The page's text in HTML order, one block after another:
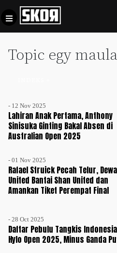
Topic egy
- 12 Nov 2025
Lahiran Anak Pertama, Anthony
Sinisuka Ginting Bakal Absen di
Australian Open 2025
- 01 Nov 2025
Rafael Struick Pecah Telur, Dewa
United Bantai Shan United dan
Amankan Tiket Perempat Final
- 28 Oct 2025
Daftar Pebulu Tangkis
Hylo Open 2025, Minus Ganda
Football +
Sports
Update
+
Indonesia
SKOR
SPECIAL
Privacy
Media
Siber
Disclaimer
Tentang
Kami